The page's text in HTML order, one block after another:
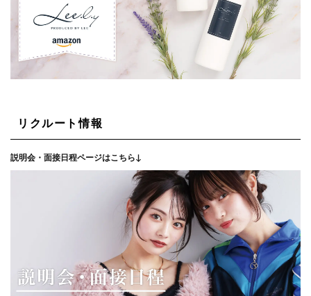
リクルート情報
説明会・面接日程ページはこちら↓